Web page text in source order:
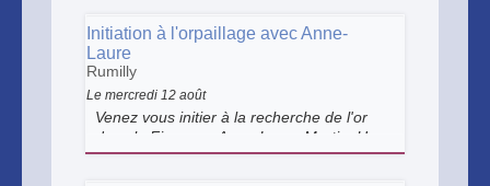
au bord de la rivière, en pleine nature.
Dès 8 ans.
Initiation à l'orpaillage avec Anne-
Laure
Rumilly
Le mercredi 12 août
Venez vous initier à la recherche de l'or
dans le Fier avec Anne-Laure Martin. Une
activité ludique qui permet de découvrir